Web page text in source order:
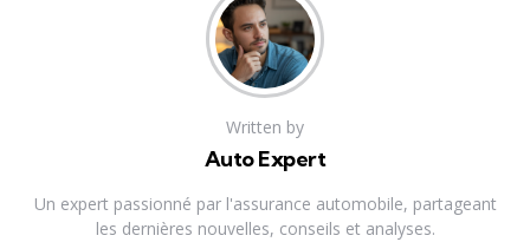
Written by
Auto Expert
Un expert passionné par l'assurance automobile, partageant
les dernières nouvelles, conseils et analyses.